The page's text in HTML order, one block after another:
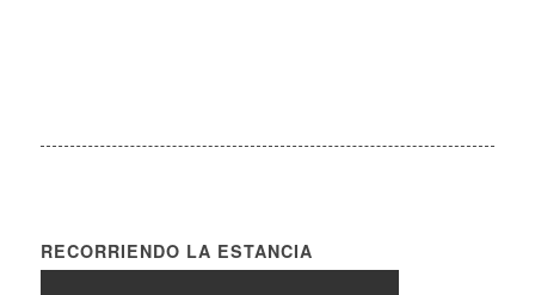
RECORRIENDO LA ESTANCIA